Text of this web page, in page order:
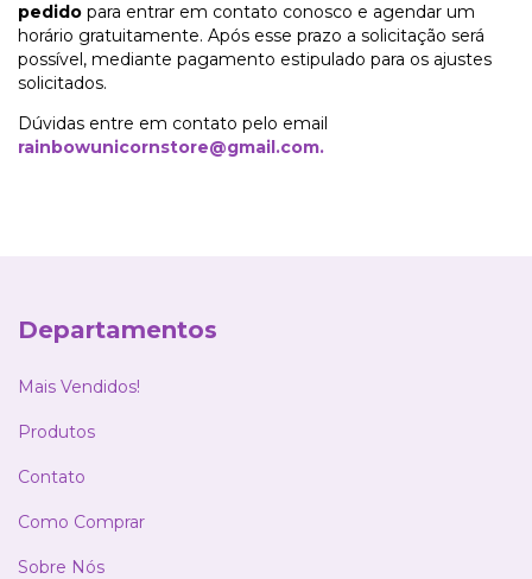
pedido para entrar em contato conosco e agendar um
horário gratuitamente. Após esse prazo a solicitação será
possível, mediante pagamento estipulado para os ajustes
solicitados.
Dúvidas entre em contato pelo email
rainbowunicornstore@gmail.com.
Departamentos
Mais Vendidos!
Produtos
Contato
Como Comprar
Sobre Nós